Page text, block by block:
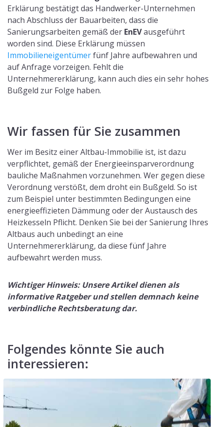
Erklärung bestätigt das Handwerker-Unternehmen
nach Abschluss der Bauarbeiten, dass die
Sanierungsarbeiten gemäß der EnEVausgeführt
worden sind. Diese Erklärung müssen
Immobilieneigentümerfünf Jahre aufbewahren und
auf Anfrage vorzeigen. Fehlt die
Unternehmererklärung, kann auch dies ein sehr hohes
Bußgeld zur Folge haben.
Wir fassen für Sie zusammen
Wer im Besitz einer Altbau-Immobilie ist, ist dazu
verpflichtet, gemäß der Energieeinsparverordnung
bauliche Maßnahmen vorzunehmen. Wer gegen diese
Verordnung verstößt, dem droht ein Bußgeld. So ist
zum Beispiel unter bestimmten Bedingungen eine
energieeffizieten Dämmung oder der Austausch des
Heizkesseln Pflicht. Denken Sie bei der Sanierung Ihres
Altbaus auch unbedingt an eine
Unternehmererklärung, da diese fünf Jahre
aufbewahrt werden muss.
Wichtiger Hinweis: Unsere Artikel dienen als
informative Ratgeber und stellen demnach keine
verbindliche Rechtsberatung dar.
Folgendes könnte Sie auch
interessieren: